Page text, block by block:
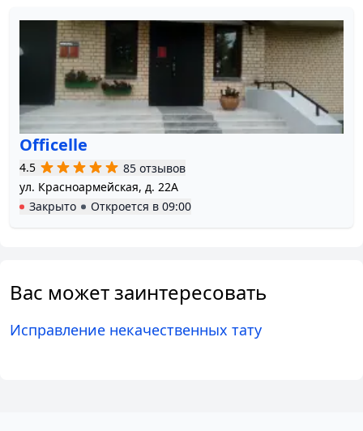
Officelle
4.5
85 отзывов
ул. Красноармейская, д. 22А
Закрыто
Откроется в 09:00
Вас может заинтересовать
Исправление некачественных тату